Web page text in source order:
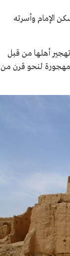
سكن الإمام وأسرته
وتهجير أهلها من قبل
مهجورة لنحو قرن من